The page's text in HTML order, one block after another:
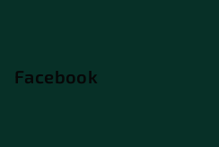
Facebook